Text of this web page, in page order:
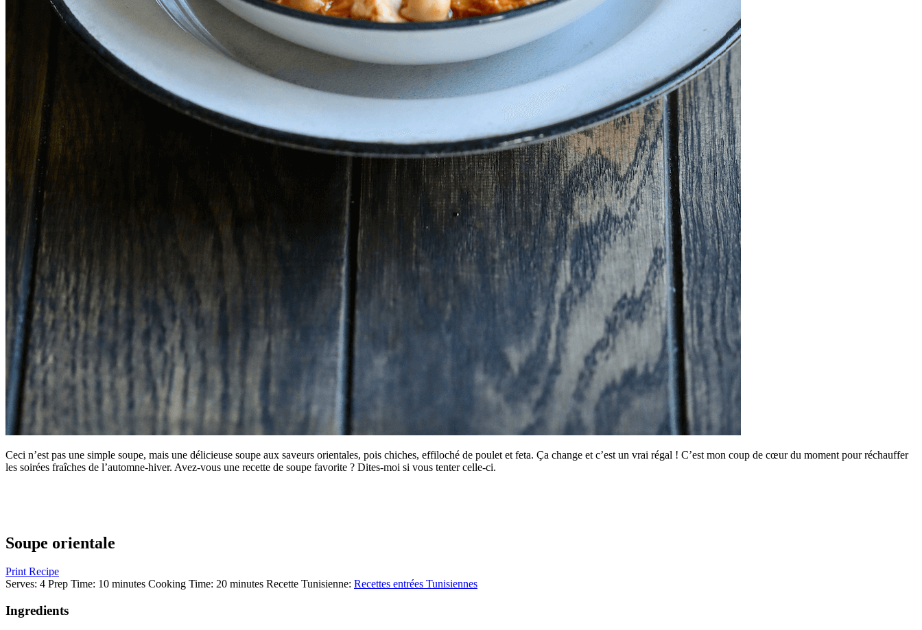
Ceci n’est pas une simple soupe, mais une délicieuse soupe aux saveurs orientales, pois chiches, effiloché de poulet et feta. Ça change et c’est un vrai régal ! C’est mon coup de cœur du moment pour réchauffer
les soirées fraîches de l’automne-hiver. Avez-vous une recette de soupe favorite ? Dites-moi si vous tenter celle-ci.
Soupe orientale
Print Recipe
Serves: 4 Prep Time: 10 minutes Cooking Time: 20 minutes Recette Tunisienne: Recettes entrées Tunisiennes
Ingredients